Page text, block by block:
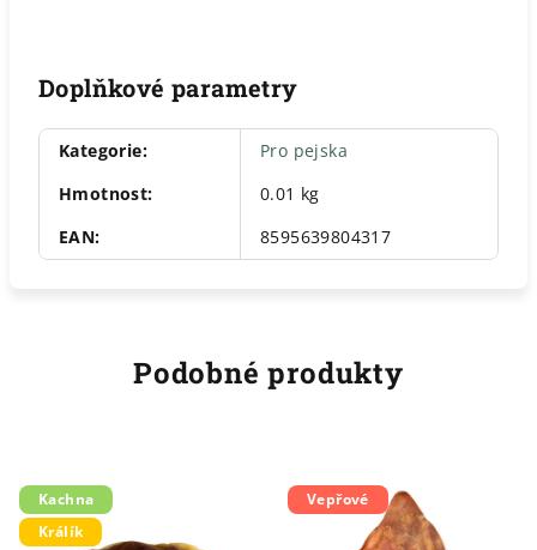
Doplňkové parametry
Kategorie:
Pro pejska
Hmotnost:
0.01 kg
EAN: 8595639804317
Podobné produkty
Kachna
Králík
Vepřové